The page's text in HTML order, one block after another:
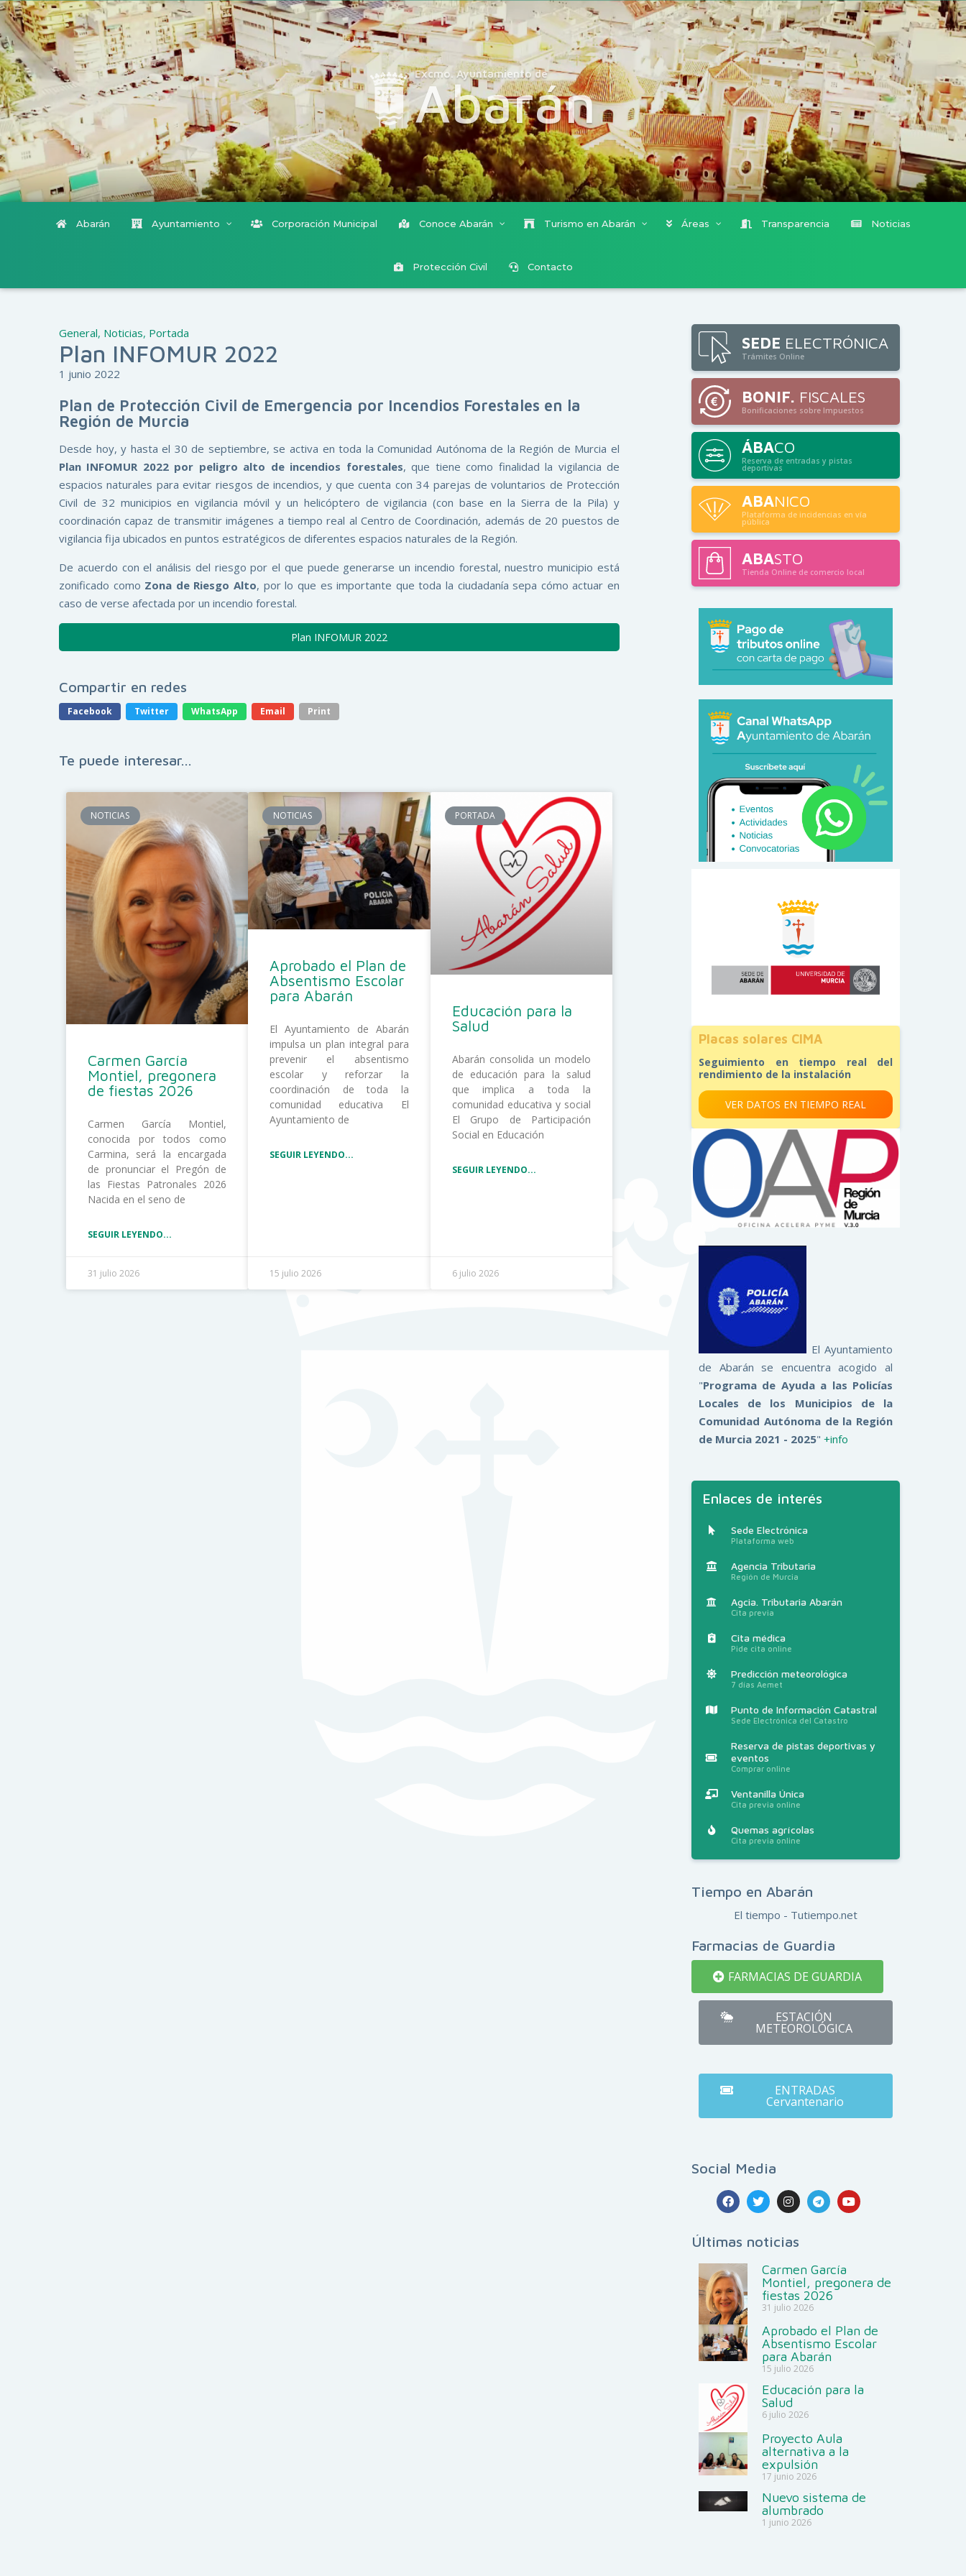
Excmo. Ayuntamiento de
Abarán
Abarán Ayuntamiento Corporación Municipal Conoce Abarán Turismo en Abarán Áreas Transparencia Noticias
Protección Civil Contacto
General, Noticias, Portada
Plan INFOMUR 2022
1 junio 2022
Plan de Protección Civil de Emergencia por Incendios Forestales en la
Región de Murcia
Desde hoy, y hasta el 30 de septiembre, se activa en toda la Comunidad Autónoma de la Región de Murcia el
Plan INFOMUR 2022 por peligro alto de incendios forestales, que tiene como finalidad la vigilancia de
espacios naturales para evitar riesgos de incendios, y que cuenta con 34 parejas de voluntarios de Protección
Civil de 32 municipios en vigilancia móvil y un helicóptero de vigilancia (con base en la Sierra de la Pila) y
coordinación capaz de transmitir imágenes a tiempo real al Centro de Coordinación, además de 20 puestos de
vigilancia fija ubicados en puntos estratégicos de diferentes espacios naturales de la Región.
De acuerdo con el análisis del riesgo por el que puede generarse un incendio forestal, nuestro municipio está
zonificado como Zona de Riesgo Alto, por lo que es importante que toda la ciudadanía sepa cómo actuar en
caso de verse afectada por un incendio forestal.
Plan INFOMUR 2022
Compartir en redes
Facebook Twitter WhatsApp Email Print
Te puede interesar...
NOTICIAS
Carmen García
Montiel, pregonera
de fiestas 2026
Carmen García Montiel,
conocida por todos como
Carmina, será la encargada
de pronunciar el Pregón de
las Fiestas Patronales 2026
Nacida en el seno de
SEGUIR LEYENDO...
31 julio 2026
NOTICIAS
Aprobado el Plan de
Absentismo Escolar
para Abarán
El Ayuntamiento de Abarán
impulsa un plan integral para
prevenir el absentismo
escolar y reforzar la
coordinación de toda la
comunidad educativa El
Ayuntamiento de
SEGUIR LEYENDO...
15 julio 2026
PORTADA
Educación para la
Salud
Abarán consolida un modelo
de educación para la salud
que implica a toda la
comunidad educativa y social
El Grupo de Participación
Social en Educación
SEGUIR LEYENDO...
6 julio 2026
SEDE ELECTRÓNICA
Trámites Online
BONIF. FISCALES
Bonificaciones sobre Impuestos
ÁBACO
Reserva de entradas y pistas
deportivas
ABANICO
Plataforma de incidencias en vía
pública
ABASTO
Tienda Online de comercio local
Placas solares CIMA
Seguimiento en tiempo real del
rendimiento de la instalación
VER DATOS EN TIEMPO REAL
El Ayuntamiento
de Abarán se encuentra acogido al
"Programa de Ayuda a las Policías
Locales de los Municipios de la
Comunidad Autónoma de la Región
de Murcia 2021 - 2025" +info
Enlaces de interés
Sede Electrónica
Plataforma web
Agencia Tributaria
Región de Murcia
Agcia. Tributaria Abarán
Cita previa
Cita médica
Pide cita online
Predicción meteorológica
7 días Aemet
Punto de Información Catastral
Sede Electrónica del Catastro
Reserva de pistas deportivas y
eventos
Comprar online
Ventanilla Única
Cita previa online
Quemas agrícolas
Cita previa online
Tiempo en Abarán
El tiempo - Tutiempo.net
Farmacias de Guardia
FARMACIAS DE GUARDIA
ESTACIÓN
METEOROLÓGICA
ENTRADAS
Cervantenario
Social Media
Últimas noticias
Carmen García
Montiel, pregonera de
fiestas 2026
31 julio 2026
Aprobado el Plan de
Absentismo Escolar
para Abarán
15 julio 2026
Educación para la
Salud
6 julio 2026
Proyecto Aula
alternativa a la
expulsión
17 junio 2026
Nuevo sistema de
alumbrado
1 junio 2026